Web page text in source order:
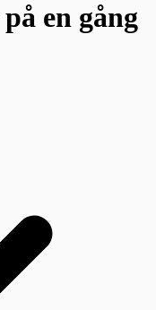
på en gång